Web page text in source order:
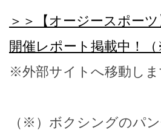
＞＞【オージースポー
開催レポート掲載中！
※外部サイトへ移動しま
（※）ボクシングのパ